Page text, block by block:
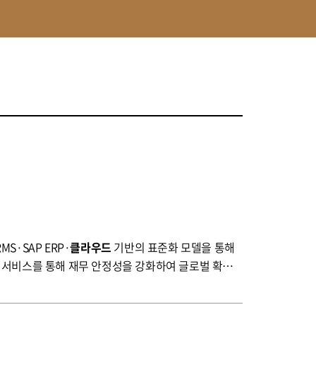
ERP·클라우드 기반의 표준화 모델을 통해
비스를 통해 재무 안정성을 강화하여 글로벌 확장